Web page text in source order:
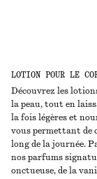
LOTION POUR LE
Découvrez les
la peau, tout en
la fois légères et
vous permettant de
long de la journée.
nos parfums
onctueuse, de la